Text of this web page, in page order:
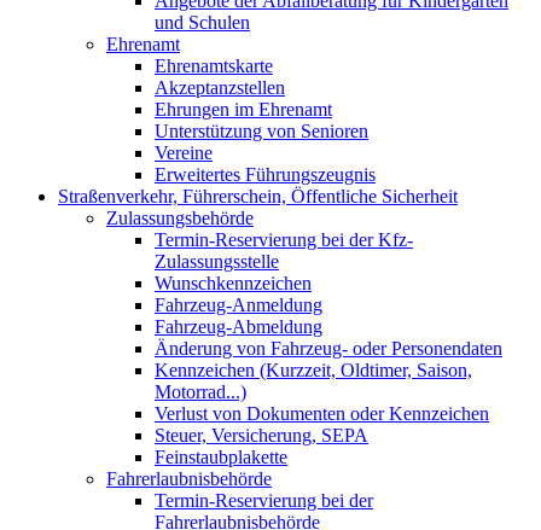
und Schulen
Ehrenamt
Ehrenamtskarte
Akzeptanzstellen
Ehrungen im Ehrenamt
Unterstützung von Senioren
Vereine
Erweitertes Führungszeugnis
Straßenverkehr, Führerschein, Öffentliche Sicherheit
Zulassungsbehörde
Termin-Reservierung bei der Kfz-
Zulassungsstelle
Wunschkennzeichen
Fahrzeug-Anmeldung
Fahrzeug-Abmeldung
Änderung von Fahrzeug- oder Personendaten
Kennzeichen (Kurzzeit, Oldtimer, Saison,
Motorrad...)
Verlust von Dokumenten oder Kennzeichen
Steuer, Versicherung, SEPA
Feinstaubplakette
Fahrerlaubnisbehörde
Termin-Reservierung bei der
Fahrerlaubnisbehörde